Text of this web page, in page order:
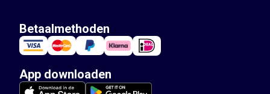
Betaalmethoden
App downloaden